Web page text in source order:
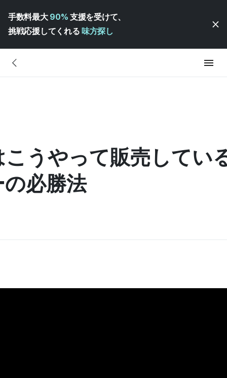
手数料最大 90% 支援を受けて、
挑戦応援してくれる 味方探し
うやって販売してい
必勝法